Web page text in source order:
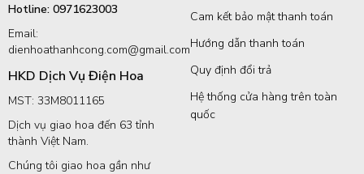
Hotline: 0971623003
Email:
dienhoathanhcong.com@gmail.com
HKD Dịch Vụ Điện Hoa
MST: 33M8011165
Dịch vụ giao hoa đến 63 tỉnh
thành Việt Nam.
Chúng tôi giao hoa gần như
Cam kết bảo mật thanh toán
Hướng dẫn thanh toán
Quy định đổi trả
Hệ thống cửa hàng trên toàn
quốc